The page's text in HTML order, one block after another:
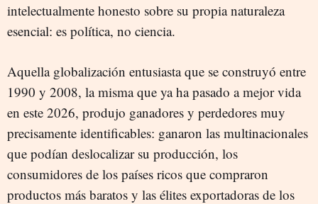
intelectualmente honesto sobre su propia naturaleza
esencial: es política, no ciencia.
Aquella globalización entusiasta que se construyó entre
1990 y 2008, la misma que ya ha pasado a mejor vida
en este 2026, produjo ganadores y perdedores muy
precisamente identificables: ganaron las multinacionales
que podían deslocalizar su producción, los
consumidores de los países ricos que compraron
productos más baratos y las élites exportadoras de los